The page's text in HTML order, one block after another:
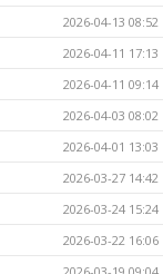
2026-04-13 08:52
2026-04-11 17:13
2026-04-11 09:14
2026-04-03 08:02
2026-04-01 13:03
2026-03-27 14:42
2026-03-24 15:24
2026-03-22 16:06